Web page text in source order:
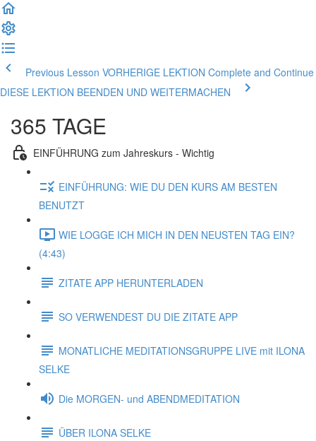
Previous Lesson VORHERIGE LEKTION Complete and Continue
DIESE LEKTION BEENDEN UND WEITERMACHEN
365 TAGE
EINFÜHRUNG zum Jahreskurs - Wichtig
EINFÜHRUNG: WIE DU DEN KURS AM BESTEN
BENUTZT
WIE LOGGE ICH MICH IN DEN NEUSTEN TAG EIN?
(4:43)
ZITATE APP HERUNTERLADEN
SO VERWENDEST DU DIE ZITATE APP
MONATLICHE MEDITATIONSGRUPPE LIVE mit ILONA
SELKE
Die MORGEN- und ABENDMEDITATION
ÜBER ILONA SELKE